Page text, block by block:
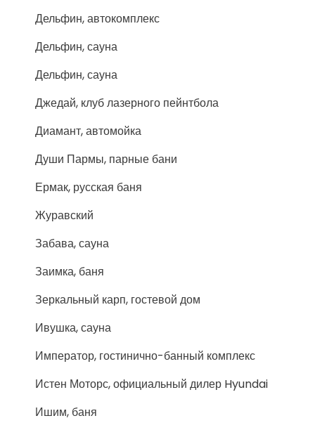
Дельфин, автокомплекс
Дельфин, сауна
Дельфин, сауна
Джедай, клуб лазерного пейнтбола
Диамант, автомойка
Души Пармы, парные бани
Ермак, русская баня
Журавский
Забава, сауна
Заимка, баня
Зеркальный карп, гостевой дом
Ивушка, сауна
Император, гостинично-банный комплекс
Истен Моторс, официальный дилер Hyundai
Ишим, баня